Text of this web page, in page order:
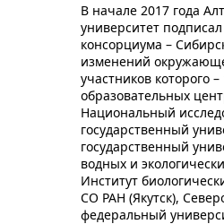
В начале 2017 года
университет
консорциума –
изменений
участников которого
образовательных
Национальный
государственный
государственный
водных и
Институт
СО РАН (Якутск),
федеральный